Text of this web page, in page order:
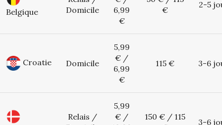
Belgique
Domicile
6,99
€
€
2-5
Croatie Domicile
5,99
€ /
6,99
€
115 € 3-6
Relais /
5,99
€ /
150 € / 115
3-6